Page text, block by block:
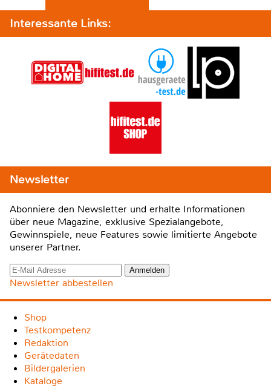
Interessante Links:
Newsletter
Abonniere den Newsletter und erhalte Informationen
über neue Magazine, exklusive Spezialangebote,
Gewinnspiele, neue Features sowie limitierte Angebote
unserer Partner.
Newsletter abbestellen
Shop
Testkompetenz
Redaktion
Gerätedaten
Bildergalerien
Kataloge